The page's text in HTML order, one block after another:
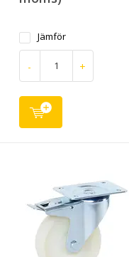
Jämför
- +